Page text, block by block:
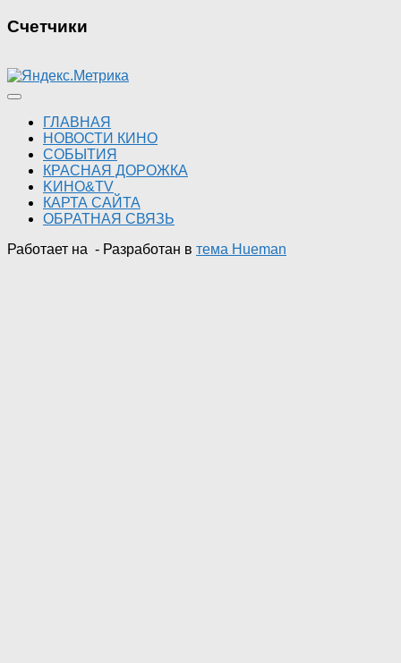
Счетчики
ГЛАВНАЯ
НОВОСТИ КИНО
СОБЫТИЯ
КРАСНАЯ ДОРОЖКА
KИНО&TV
КАРТА САЙТА
ОБРАТНАЯ СВЯЗЬ
Работает на - Разработан в тема Hueman